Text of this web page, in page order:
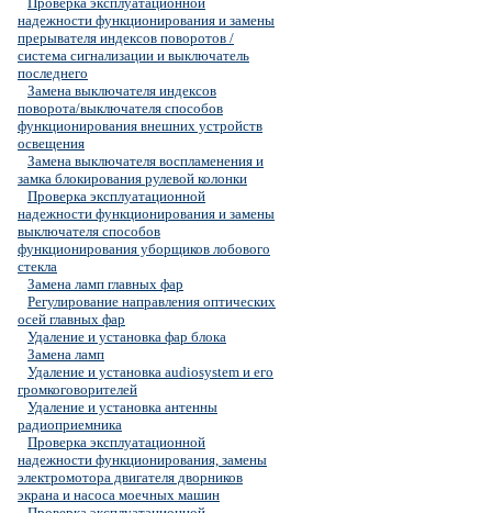
надежности функционирования и замены
прерывателя индексов поворотов /
система сигнализации и выключатель
последнего
Замена выключателя индексов
поворота/выключателя способов
функционирования внешних устройств
освещения
Замена выключателя воспламенения и
замка блокирования рулевой колонки
Проверка эксплуатационной
надежности функционирования и замены
выключателя способов
функционирования уборщиков лобового
стекла
Замена ламп главных фар
Регулирование направления оптических
осей главных фар
Удаление и установка фар блока
Замена ламп
Удаление и установка audiosystem и его
громкоговорителей
Удаление и установка антенны
радиоприемника
Проверка эксплуатационной
надежности функционирования, замены
электромотора двигателя дворников
экрана и насоса моечных машин